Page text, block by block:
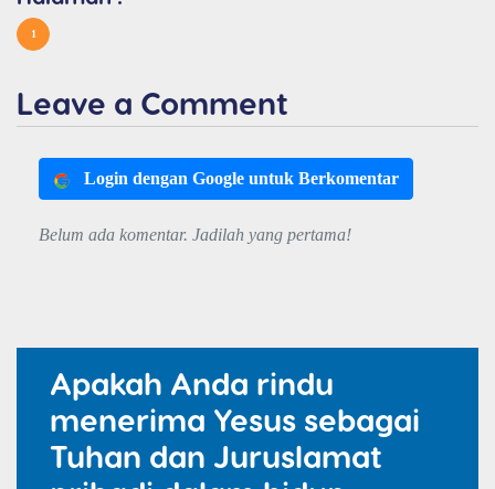
1
Leave a Comment
Login dengan Google untuk Berkomentar
Belum ada komentar. Jadilah yang pertama!
Apakah Anda rindu
menerima Yesus sebagai
Tuhan dan Juruslamat